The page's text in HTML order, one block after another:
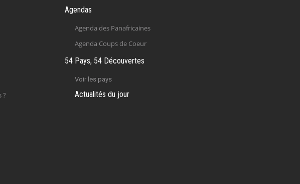
?
Agendas
Agenda des Panafricaines
Agenda Coups de Coeur
54 Pays, 54 Découvertes
Voir les pays
Actualités du jour